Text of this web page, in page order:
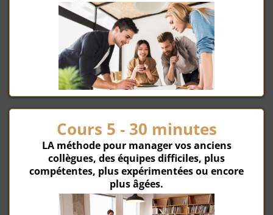
Cours 5 - 30 minutes
LA méthode pour manager vos anciens
collègues, des équipes difficiles, plus
compétentes, plus expérimentées ou encore
plus âgées.